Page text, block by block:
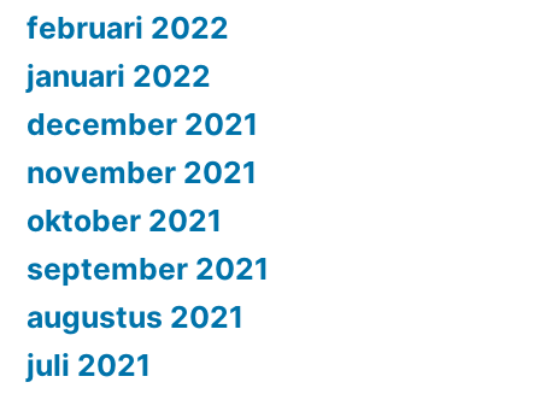
februari 2022
januari 2022
december 2021
november 2021
oktober 2021
september 2021
augustus 2021
juli 2021